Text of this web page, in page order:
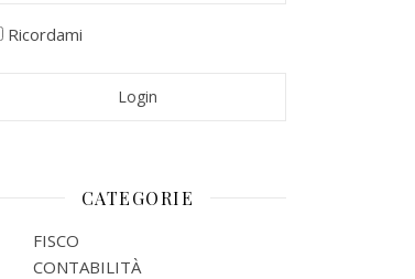
Ricordami
CATEGORIE
FISCO
CONTABILITÀ